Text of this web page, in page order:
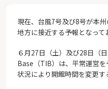
現在、台風7号及び8号が本
地方に接近する予報となって
６月27日（土）及び28日（
Base（TIB）は、平常運営
状況により開館時間を変更す